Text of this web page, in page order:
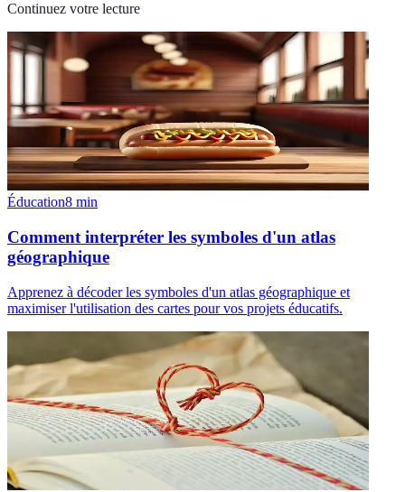
Continuez votre lecture
Éducation8 min
Comment interpréter les symboles d'un atlas
géographique
Apprenez à décoder les symboles d'un atlas géographique et
maximiser l'utilisation des cartes pour vos projets éducatifs.